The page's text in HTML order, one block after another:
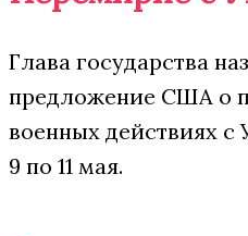
Глава государства
предложение США о
военных действиях с
9 по 11 мая.